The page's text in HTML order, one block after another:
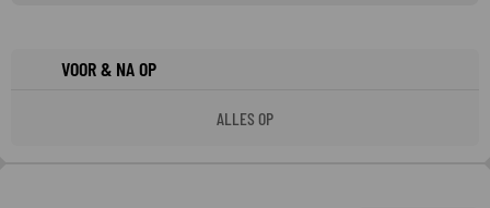
VOOR & NA OP
ALLES OP